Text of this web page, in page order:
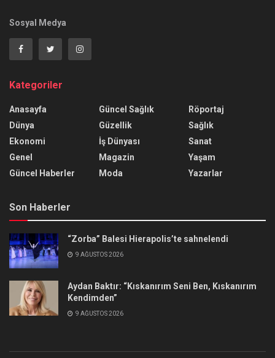
Sosyal Medya
Kategoriler
Anasayfa
Dünya
Ekonomi
Genel
Güncel Haberler
Güncel Sağlık
Güzellik
İş Dünyası
Magazin
Moda
Röportaj
Sağlık
Sanat
Yaşam
Yazarlar
Son Haberler
“Zorba” Balesi Hierapolis’te sahnelendi
9 AĞUSTOS 2026
Aydan Baktır: “Kıskanırım Seni Ben, Kıskanırım
Kendimden”
9 AĞUSTOS 2026